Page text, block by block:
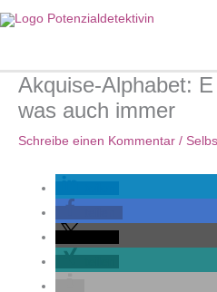
Inhalt
Akquise-Alphabet:
was auch immer
Schreibe einen Kommentar /